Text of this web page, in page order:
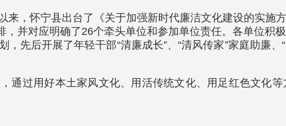
来，怀宁县出台了《关于加强新时代廉洁文化建设的实
并对应明确了26个牵头单位和参加单位责任。各单位积
先后开展了年轻干部“清廉成长”、“清风传家”家庭助廉
通过用好本土家风文化、用活传统文化、用足红色文化